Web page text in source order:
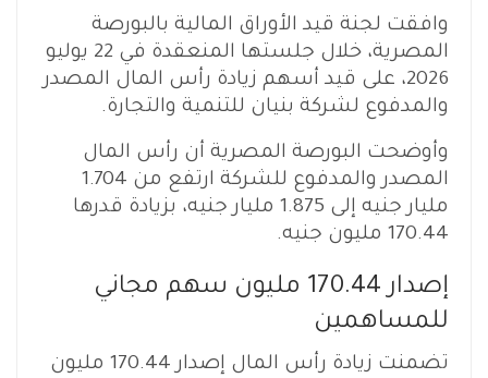
وافقت لجنة قيد الأوراق المالية بالبورصة
المصرية، خلال جلستها المنعقدة في 22 يوليو
2026، على قيد أسهم زيادة رأس المال المصدر
والمدفوع لشركة بنيان للتنمية والتجارة.
وأوضحت البورصة المصرية أن رأس المال
المصدر والمدفوع للشركة ارتفع من 1.704
مليار جنيه إلى 1.875 مليار جنيه، بزيادة قدرها
170.44 مليون جنيه.
إصدار 170.44 مليون سهم مجاني
للمساهمين
تضمنت زيادة رأس المال إصدار 170.44 مليون